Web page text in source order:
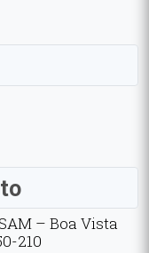
– Boa Vista
210